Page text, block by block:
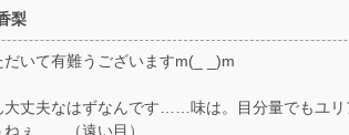
梨
いて有難うございますm(_ _)m
大丈夫なはずなんです……味は。目分量でもユリ
ねぇ……（遠い目）